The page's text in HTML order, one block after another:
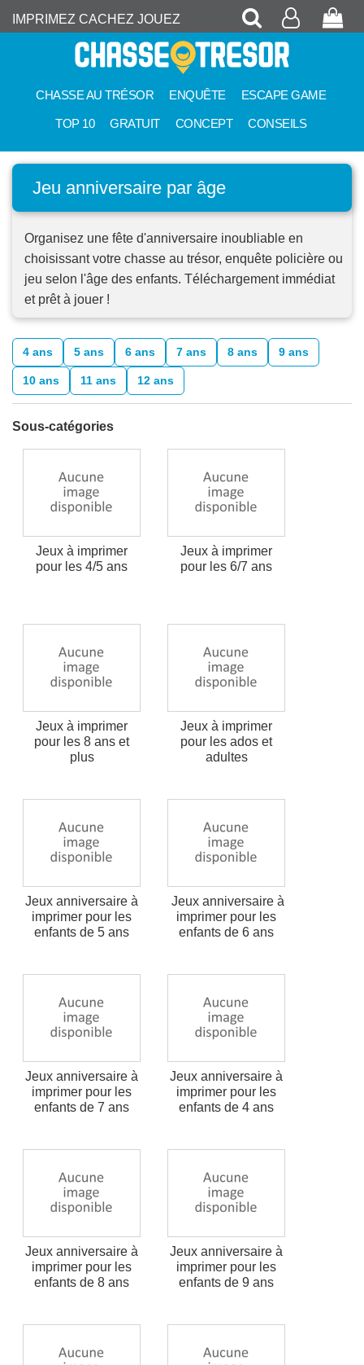
IMPRIMEZ CACHEZ JOUEZ Recherche
Mon
CHASSE AU TRÉSOR ENQUÊTE ESCAPE GAME
TOP 10 GRATUIT CONCEPT CONSEILS
Jeu anniversaire par âge
Organisez une fête d'anniversaire inoubliable en
choisissant votre chasse au trésor, enquête policière ou
jeu selon l'âge des enfants. Téléchargement immédiat
et prêt à jouer !
4 ans 5 ans 6 ans 7 ans 8 ans 9 ans
10 ans 11 ans 12 ans
Sous-catégories
Jeux à imprimer
pour les 4/5 ans
Jeux à imprimer
pour les 6/7 ans
Jeux à imprimer
pour les 8 ans et
plus
Jeux à imprimer
pour les ados et
adultes
Jeux anniversaire à
imprimer pour les
enfants de 5 ans
Jeux anniversaire à
imprimer pour les
enfants de 6 ans
Jeux anniversaire à
imprimer pour les
enfants de 7 ans
Jeux anniversaire à
imprimer pour les
enfants de 4 ans
Jeux anniversaire à
imprimer pour les
enfants de 8 ans
Jeux anniversaire à
imprimer pour les
enfants de 9 ans